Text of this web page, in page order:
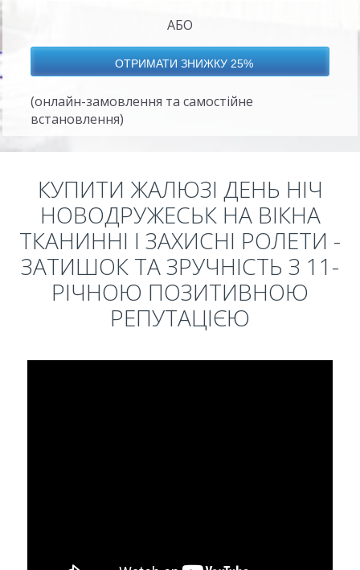
АБО
(онлайн-замовлення та самостійне
встановлення)
КУПИТИ ЖАЛЮЗІ ДЕНЬ НІЧ
НОВОДРУЖЕСЬК НА ВІКНА
ТКАНИННІ І ЗАХИСНІ РОЛЕТИ -
ЗАТИШОК ТА ЗРУЧНІСТЬ З 11-
РІЧНОЮ ПОЗИТИВНОЮ
РЕПУТАЦІЄЮ